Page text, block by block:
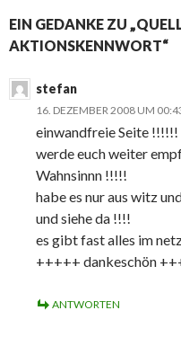
EIN GEDANKE ZU
AKTIONSKENNWORT“
stefan
16. DEZEMBER 2008 UM
einwandfreie Seite !!!!!!
werde euch weiter
Wahnsinnn !!!!!
habe es nur aus witz
und siehe da !!!!
es gibt fast alles im
+++++ dankeschön
ANTWORTEN